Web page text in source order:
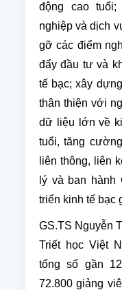
động cao
nghiệp và dịch
gỡ các điểm
đẩy đầu tư và
tế bạc; xây
thân thiện với
dữ liệu lớn về
tuổi, tăng
liên thông, liên
lý và ban
triển kinh tế bạc
GS.TS Nguyễn
Triết học Việt
tổng số gần
72.800 giảng